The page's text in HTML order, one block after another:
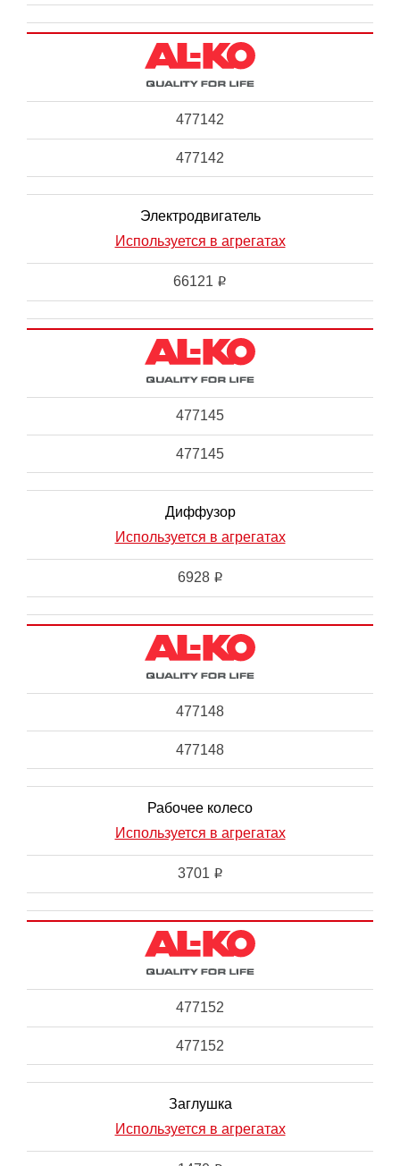
477142
477142
Электродвигатель
Используется в агрегатах
66121 i
477145
477145
Диффузор
Используется в агрегатах
6928 i
477148
477148
Рабочее колесо
Используется в агрегатах
3701 i
477152
477152
Заглушка
Используется в агрегатах